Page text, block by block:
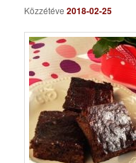
Közzétéve2018-02-25